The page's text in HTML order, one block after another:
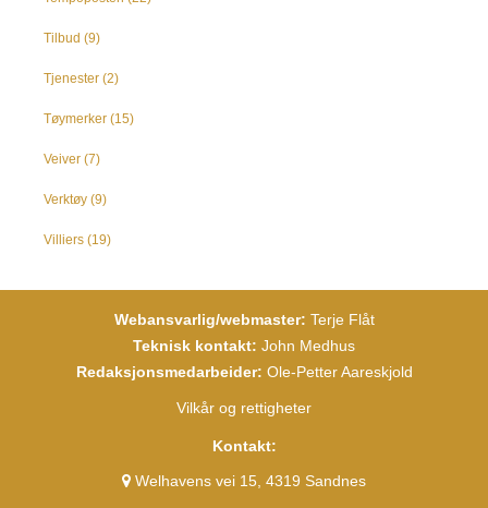
Tilbud (9)
Tjenester (2)
Tøymerker (15)
Veiver (7)
Verktøy (9)
Villiers (19)
Webansvarlig/webmaster: Terje Flåt
Teknisk kontakt: John Medhus
Redaksjonsmedarbeider: Ole-Petter Aareskjold
Vilkår og rettigheter
Kontakt:
Welhavens vei 15, 4319 Sandnes